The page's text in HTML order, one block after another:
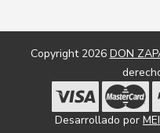
Copyright 2026 DON
Desarrollado por